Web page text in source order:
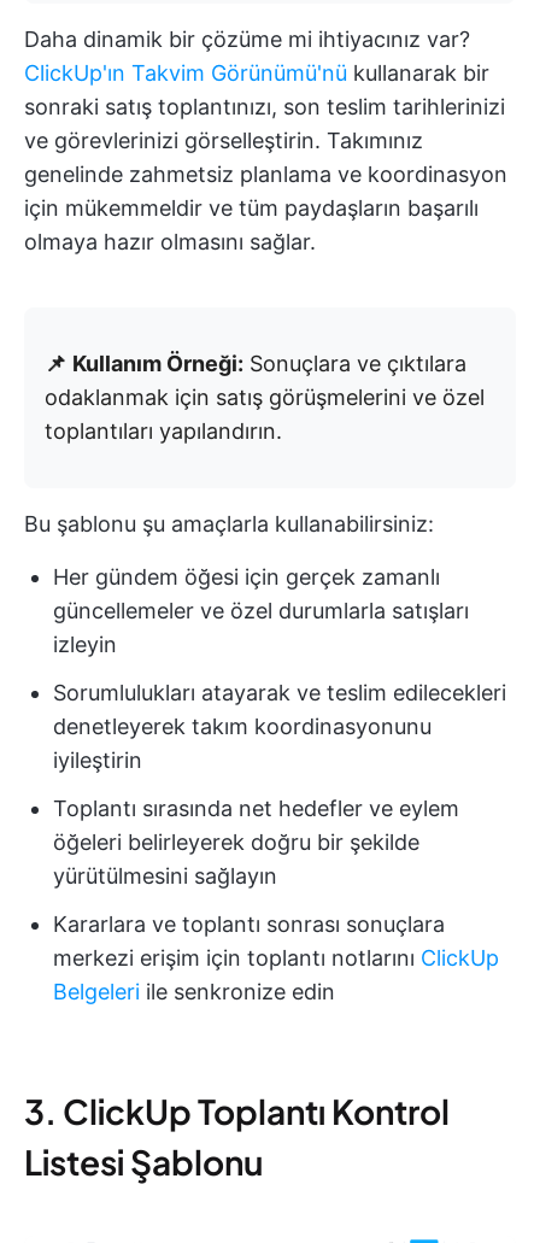
Daha dinamik bir çözüme mi ihtiyacınız var?
ClickUp'ın Takvim Görünümü'nü kullanarak bir
sonraki satış toplantınızı, son teslim tarihlerinizi
ve görevlerinizi görselleştirin. Takımınız
genelinde zahmetsiz planlama ve koordinasyon
için mükemmeldir ve tüm paydaşların başarılı
olmaya hazır olmasını sağlar.
📌 Kullanım Örneği: Sonuçlara ve çıktılara
odaklanmak için satış görüşmelerini ve özel
toplantıları yapılandırın.
Bu şablonu şu amaçlarla kullanabilirsiniz:
Her gündem öğesi için gerçek zamanlı
güncellemeler ve özel durumlarla satışları
izleyin
Sorumlulukları atayarak ve teslim edilecekleri
denetleyerek takım koordinasyonunu
iyileştirin
Toplantı sırasında net hedefler ve eylem
öğeleri belirleyerek doğru bir şekilde
yürütülmesini sağlayın
Kararlara ve toplantı sonrası sonuçlara
merkezi erişim için toplantı notlarını ClickUp
Belgeleri ile senkronize edin
3. ClickUp Toplantı Kontrol
Listesi Şablonu